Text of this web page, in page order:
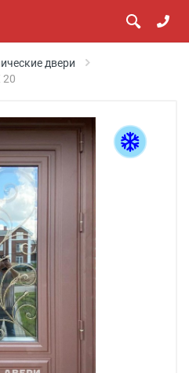
двери
20